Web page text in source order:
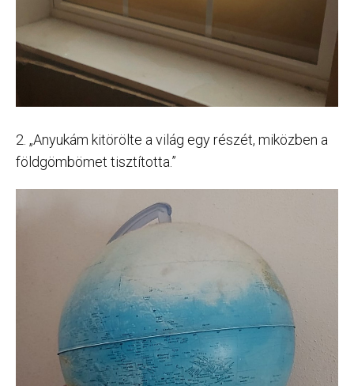
2. „Anyukám kitörölte a világ egy részét, miközben a
földgömbömet tisztította.”